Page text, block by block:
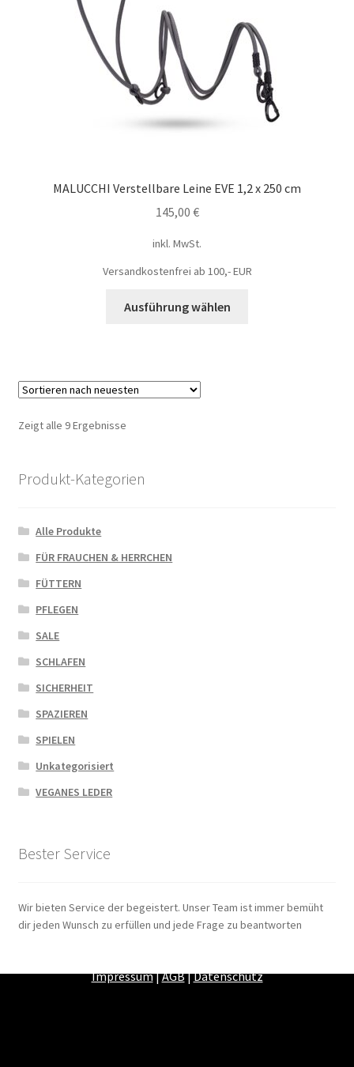
MALUCCHI Verstellbare Leine EVE 1,2 x 250 cm
145,00 €
inkl. MwSt.
Versandkostenfrei ab 100,- EUR
Ausführung wählen
Zeigt alle 9 Ergebnisse
Produkt-Kategorien
Alle Produkte
FÜR FRAUCHEN & HERRCHEN
FÜTTERN
PFLEGEN
SALE
SCHLAFEN
SICHERHEIT
SPAZIEREN
SPIELEN
Unkategorisiert
VEGANES LEDER
Bester Service
Wir bieten Service der begeistert. Unser Team ist immer bemüht
dir jeden Wunsch zu erfüllen und jede Frage zu beantworten
Impressum|AGB|Datenschutz